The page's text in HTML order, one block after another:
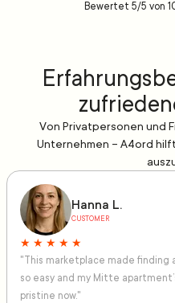
Bewertet 5/5 von
Von Privatpersonen und
Unternehmen – A4ord
Hanna L.
CUSTOMER
★ ★ ★ ★ ★
"This marketplace made finding
so easy and my Mitte
pristine now."